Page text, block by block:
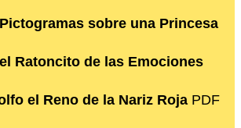
sobre una Princesa
Ratoncito de las Emociones
el Reno de la Nariz Roja PDF